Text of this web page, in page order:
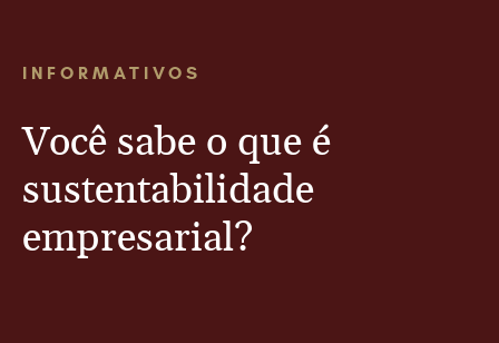
INFORMATIVOS
Você sabe o que é
sustentabilidade
empresarial?